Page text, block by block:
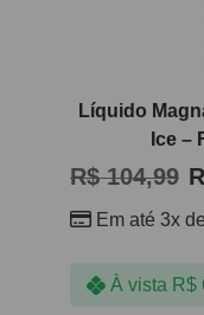
Líquido
Ice –
R$104,99
Em até 3x
À vista R$